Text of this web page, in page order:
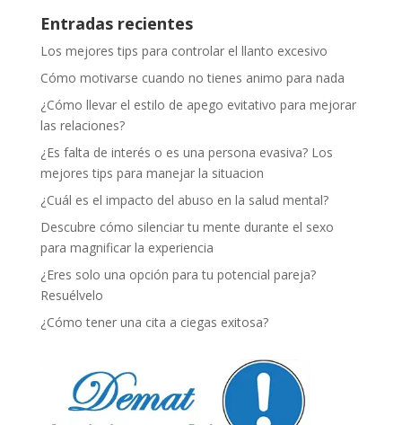
Entradas recientes
Los mejores tips para controlar el llanto excesivo
Cómo motivarse cuando no tienes animo para nada
¿Cómo llevar el estilo de apego evitativo para mejorar
las relaciones?
¿Es falta de interés o es una persona evasiva? Los
mejores tips para manejar la situacion
¿Cuál es el impacto del abuso en la salud mental?
Descubre cómo silenciar tu mente durante el sexo
para magnificar la experiencia
¿Eres solo una opción para tu potencial pareja?
Resuélvelo
¿Cómo tener una cita a ciegas exitosa?